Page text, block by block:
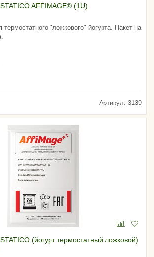
AFFIMAGE® (1U)
термостатного "ложкового" йогурта. Пакет на
Артикул: 3139
(йогурт термостатный ложковой)